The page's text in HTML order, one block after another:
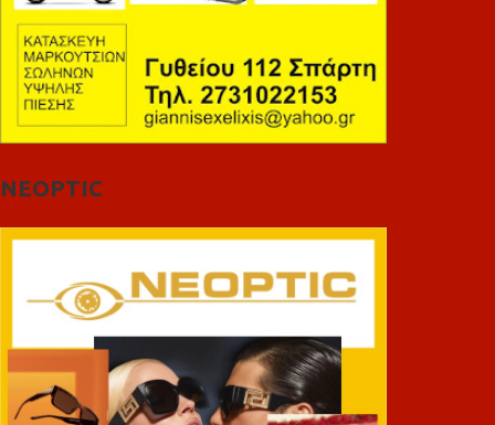
NEOPTIC